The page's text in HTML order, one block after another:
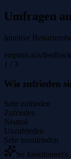
Umfragen
Intuitive
empirio.ai/s/feedback
1 / 3
Wie zufrieden
Sehr zufrieden
Zufrieden
Neutral
Unzufrieden
Sehr unzufrieden
So funktioniert's